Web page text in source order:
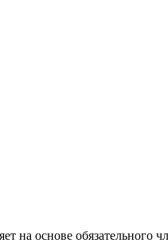
на основе обязательного